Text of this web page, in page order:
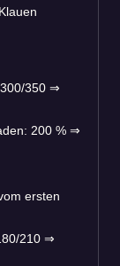
350 ⇒
200 % ⇒
ersten
210 ⇒